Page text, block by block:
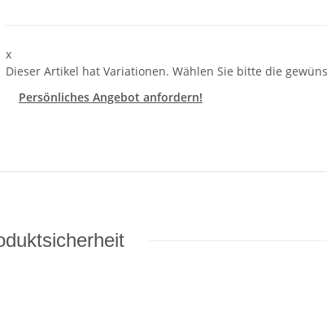
x
Dieser Artikel hat Variationen. Wählen Sie bitte die
Persönliches Angebot anfordern!